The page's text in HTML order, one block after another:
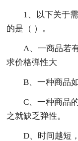
1、以下关于
的是（ ）。
A、一商品若
求价格弹性大
B、一种商品
C、一种商品
之就缺乏弹性。
D、时间越短